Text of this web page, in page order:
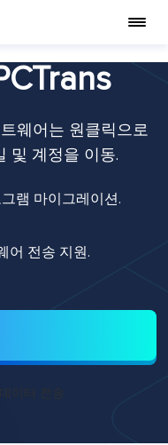
웨어는 원클릭으로
및 계정을 이동.
램 마이그레이션.
어 전송 지원.